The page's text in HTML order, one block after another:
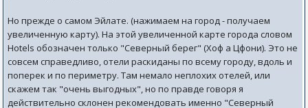
Но прежде о самом Эйлате. (нажимаем на город - получаем
увеличенную карту). На этой увеличенной карте города словом
Hotels обозначен только "Северный берег" (Хоф а Цфони). Это не
совсем справедливо, отели раскиданы по всему городу, вдоль и
поперек и по периметру. Там немало неплохих отелей, или
скажем так "очень выгодных", но по правде говоря я
действительно склонен рекомендовать именно "Северный